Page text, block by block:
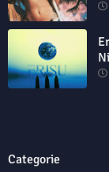
Categorie